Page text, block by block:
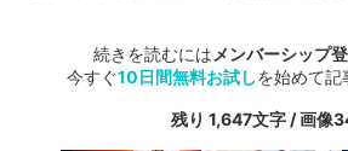
続きを読むには メンバーシップ
今すぐ10日間無料お試しを始めて記
残り 1,647文字 / 画像